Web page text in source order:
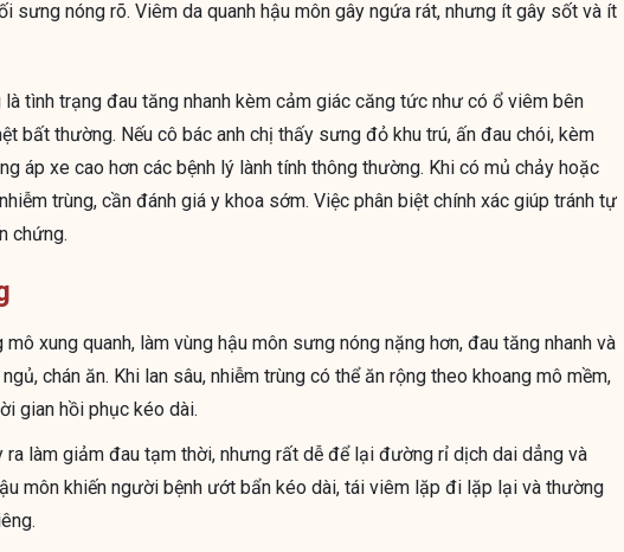
sưng nóng rõ. Viêm da quanh hậu môn gây ngứa rát, nhưng ít gây sốt và ít
tình trạng đau tăng nhanh kèm cảm giác căng tức như có ổ viêm bên
bất thường. Nếu cô bác anh chị thấy sưng đỏ khu trú, ấn đau chói, kèm
áp xe cao hơn các bệnh lý lành tính thông thường. Khi có mủ chảy hoặc
trùng, cần đánh giá y khoa sớm. Việc phân biệt chính xác giúp tránh tự
chứng.
xung quanh, làm vùng hậu môn sưng nóng nặng hơn, đau tăng nhanh và
chán ăn. Khi lan sâu, nhiễm trùng có thể ăn rộng theo khoang mô mềm,
gian hồi phục kéo dài.
ra làm giảm đau tạm thời, nhưng rất dễ để lại đường rỉ dịch dai dẳng và
môn khiến người bệnh ướt bẩn kéo dài, tái viêm lặp đi lặp lại và thường